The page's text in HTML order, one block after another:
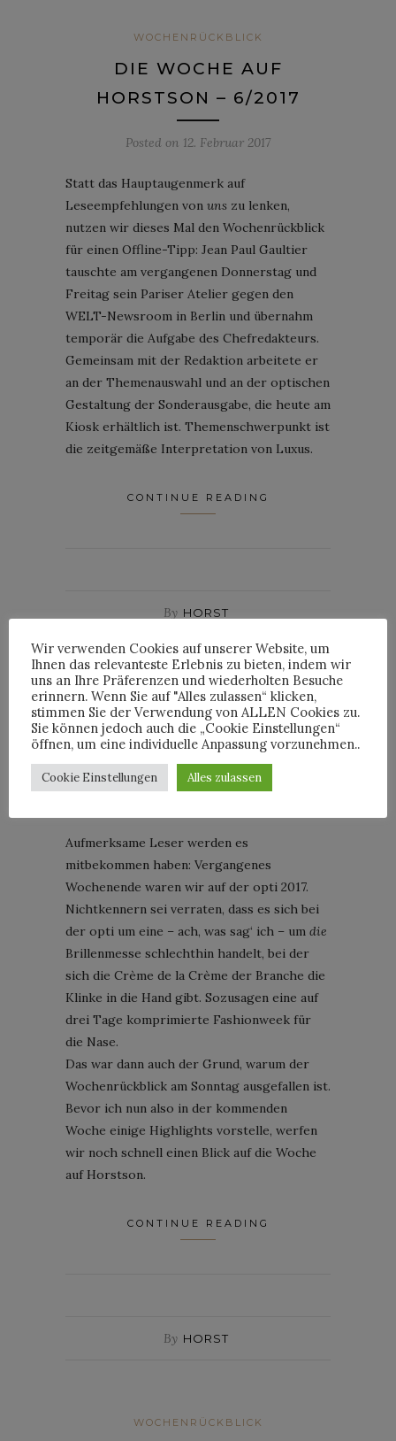
WOCHENRÜCKBLICK
DIE WOCHE AUF
HORSTSON – 6/2017
Posted on 12. Februar 2017
Statt das Hauptaugenmerk auf
Leseempfehlungen von uns zu lenken,
nutzen wir dieses Mal den Wochenrückblick
für einen Offline-Tipp: Jean Paul Gaultier
tauschte am vergangenen Donnerstag und
Freitag sein Pariser Atelier gegen den
WELT-Newsroom in Berlin und übernahm
temporär die Aufgabe des Chefredakteurs.
Gemeinsam mit der Redaktion arbeitete er
an der Themenauswahl und an der optischen
Gestaltung der Sonderausgabe, die heute am
Kiosk erhältlich ist. Themenschwerpunkt ist
die zeitgemäße Interpretation von Luxus.
CONTINUE READING
By HORST
WOCHENRÜCKBLICK
DIE WOCHE AUF
HORSTSON – 5/2017
Aufmerksame Leser werden es
mitbekommen haben: Vergangenes
Wochenende waren wir auf der opti 2017.
Nichtkennern sei verraten, dass es sich bei
der opti um eine – ach, was sag‘ ich – um die
Brillenmesse schlechthin handelt, bei der
sich die Crème de la Crème der Branche die
Klinke in die Hand gibt. Sozusagen eine auf
drei Tage komprimierte Fashionweek für
die Nase.
Das war dann auch der Grund, warum der
Wochenrückblick am Sonntag ausgefallen ist.
Bevor ich nun also in der kommenden
Woche einige Highlights vorstelle, werfen
wir noch schnell einen Blick auf die Woche
auf Horstson.
CONTINUE READING
By HORST
WOCHENRÜCKBLICK
Wir verwenden Cookies auf unserer Website, um
Ihnen das relevanteste Erlebnis zu bieten, indem wir
uns an Ihre Präferenzen und wiederholten Besuche
erinnern. Wenn Sie auf "Alles zulassen“ klicken,
stimmen Sie der Verwendung von ALLEN Cookies zu.
Sie können jedoch auch die „Cookie Einstellungen“
öffnen, um eine individuelle Anpassung vorzunehmen..
Cookie Einstellungen Alles zulassen